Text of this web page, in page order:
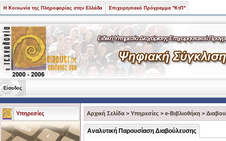
Η Κοινωνία της Πληροφορίας στην Ελλάδα Επιχειρησιακό Πρόγραμμα "ΚτΠ"
Είσοδος
Υπηρεσίες Αρχική Σελίδα > Υπηρεσίες > e-Βιβλιοθήκη >
Αναλυτική Παρουσίαση Διαβούλευσης